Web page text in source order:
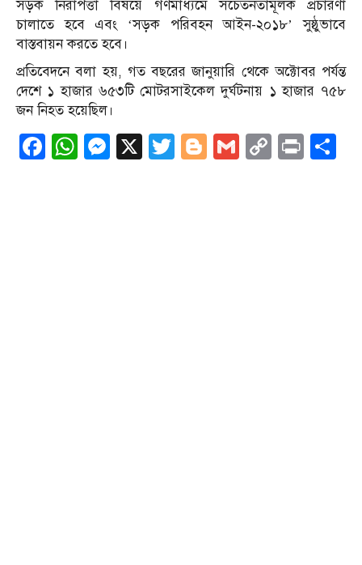
সড়ক নিরাপত্তা বিষয়ে গণমাধ্যমে সচেতনতামূলক প্রচারণা
চালাতে হবে এবং ‘সড়ক পরিবহন আইন-২০১৮’ সুষ্ঠুভাবে
বাস্তবায়ন করতে হবে।
প্রতিবেদনে বলা হয়, গত বছরের জানুয়ারি থেকে অক্টোবর পর্যন্ত
দেশে ১ হাজার ৬৫৩টি মোটরসাইকেল দুর্ঘটনায় ১ হাজার ৭৫৮
জন নিহত হয়েছিল।
Facebook
WhatsApp
Messenger
X Twitter
Blogger
GmailCopy
Print